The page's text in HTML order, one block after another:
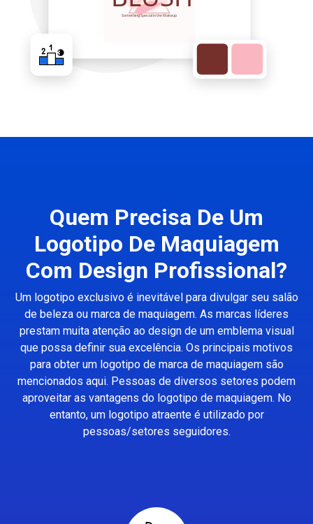
Quem Precisa De Um
Logotipo De Maquiagem
Com Design Profissional?
Um logotipo exclusivo é inevitável para divulgar seu salão
de beleza ou marca de maquiagem. As marcas líderes
prestam muita atenção ao design de um emblema visual
que possa definir sua excelência. Os principais motivos
para obter um logotipo de marca de maquiagem são
mencionados aqui. Pessoas de diversos setores podem
aproveitar as vantagens do logotipo de maquiagem. No
entanto, um logotipo atraente é utilizado por
pessoas/setores seguidores.